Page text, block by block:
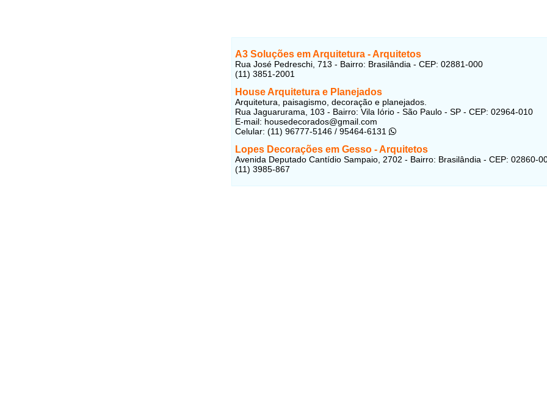
A3 Soluções em Arquitetura - Arquitetos
Rua José Pedreschi, 713 - Bairro: Brasilândia - CEP: 02881-000
(11) 3851-2001
House Arquitetura e Planejados
Arquitetura, paisagismo, decoração e planejados.
Rua Jaguarurama, 103 - Bairro: Vila Iório - São Paulo - SP - CEP: 02964-010
E-mail: housedecorados@gmail.com
Celular: (11) 96777-5146 / 95464-6131
Lopes Decorações em Gesso - Arquitetos
Avenida Deputado Cantídio Sampaio, 2702 - Bairro: Brasilândia - CEP: 02860-
(11) 3985-867